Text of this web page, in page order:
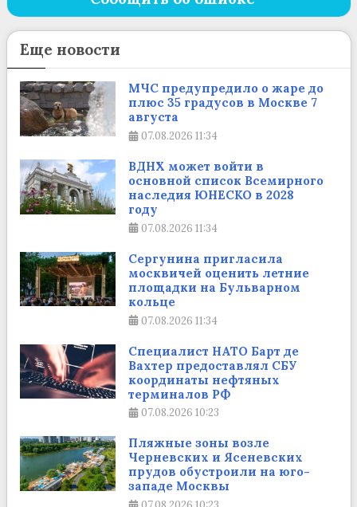
Еще новости
МЧС предупредило о жаре до
плюс 35 градусов в Москве 7
августа
07.08.2026 11:34
ВДНХ может войти в
основной список Всемирного
наследия ЮНЕСКО в 2028
году
07.08.2026 11:34
Сергунина пригласила
москвичей оценить летние
площадки на Бульварном
кольце
07.08.2026 11:34
Cпециалист НАТО Барт де
Вахтер предоставлял СБУ
координаты нефтяных
терминалов РФ
07.08.2026 10:23
Пляжные зоны возле
Черневских и Ясеневских
прудов обустроили на юго-
западе Москвы